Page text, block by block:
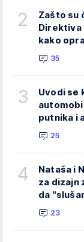
2
Zašto su
Direktiva
kako
35
3
Uvodi se
putnika i
25
4
Nataša i
za dizajn
da
23